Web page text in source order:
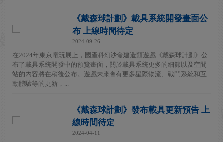
《戴森球計劃》載具系統開發畫面公
布 上線時間待定
2024-09-26
在2024年東京電玩展上，國產科幻沙盒建造類遊戲《戴森球計劃》公
布了載具系統開發中的預覽畫面，關於載具系統更多的細節以及空間
站的內容將在稍後公布。遊戲未來會有更多星際物流、戰鬥系統和互
動體驗等的更新，...
《戴森球計劃》發布載具更新預告 上
線時間待定
2024-04-11